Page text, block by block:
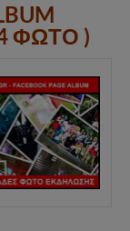
ΦΩΤΟ )